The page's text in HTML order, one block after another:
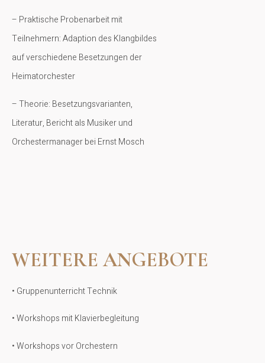
– Praktische Probenarbeit mit
Teilnehmern: Adaption des Klangbildes
auf verschiedene Besetzungen der
Heimatorchester
– Theorie: Besetzungsvarianten,
Literatur, Bericht als Musiker und
Orchestermanager bei Ernst Mosch
WEITERE ANGEBOTE
• Gruppenunterricht Technik
• Workshops mit Klavierbegleitung
•Workshops vor Orchestern